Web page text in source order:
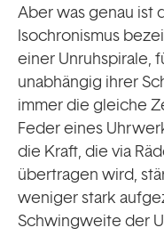
Aber was genau ist
Isochronismus
einer Unruhspirale,
unabhängig ihrer
immer die gleiche
Feder eines
die Kraft, die via
übertragen wird,
weniger stark
Schwingweite der